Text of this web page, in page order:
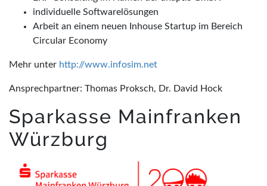
individuelle Softwarelösungen
Arbeit an einem neuen Inhouse Startup im Bereich
Circular Economy
Mehr unter http://www.infosim.net
Ansprechpartner: Thomas Proksch, Dr. David Hock
Sparkasse Mainfranken
Würzburg